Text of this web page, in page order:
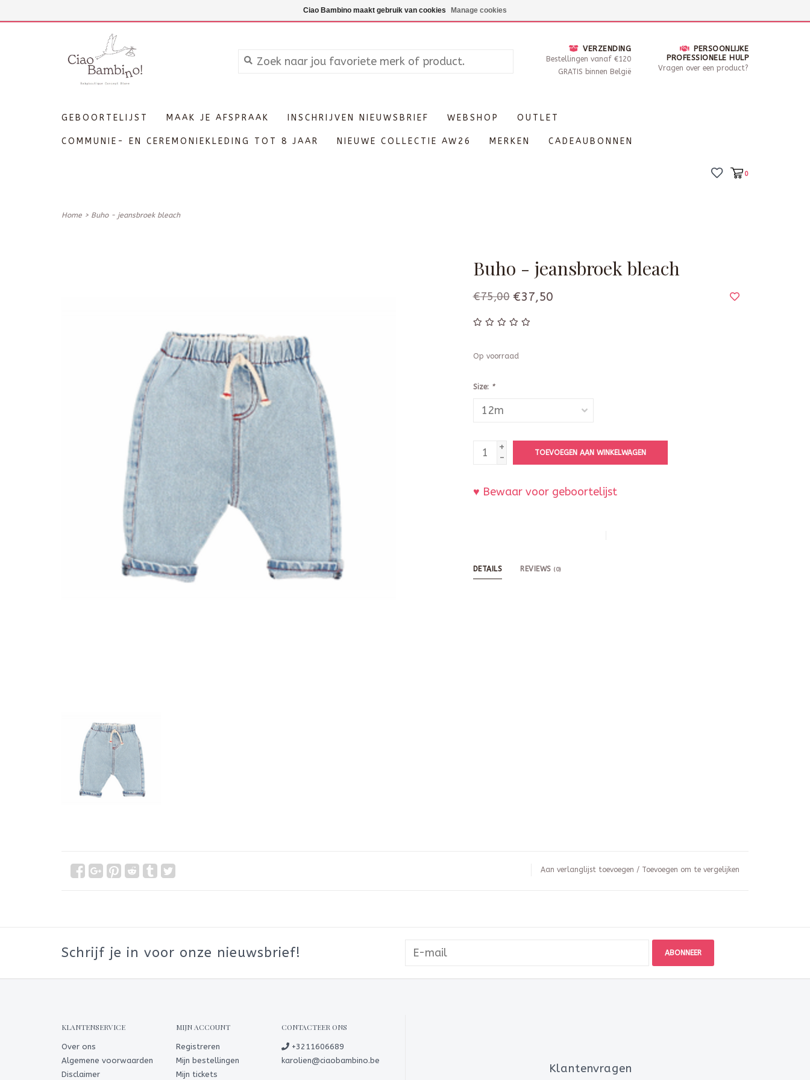
Maandag enkel op afspraak, Dinsdag - Zaterdag open van 10 - 17u30
VERZENDING
Bestellingen vanaf €120
GRATIS binnen België
PERSOONLIJKE
PROFESSIONELE HULP
Vragen over een product?
GEBOORTELIJST MAAK JE AFSPRAAK INSCHRIJVEN NIEUWSBRIEF WEBSHOP OUTLET
COMMUNIE- EN CEREMONIEKLEDING TOT 8 JAAR NIEUWE COLLECTIE AW26 MERKEN CADEAUBONNEN
0
Home > Buho - jeansbroek bleach
Buho - jeansbroek bleach
€75,00 €37,50
Op voorraad
Size: *
+
-
TOEVOEGEN AAN WINKELWAGEN
♥ Bewaar voor geboortelijst
DETAILS REVIEWS (0)
Aan verlanglijst toevoegen / Toevoegen om te vergelijken
Schrijf je in voor onze nieuwsbrief! ABONNEER
KLANTENSERVICE
Over ons
Algemene voorwaarden
Disclaimer
MIJN ACCOUNT
Registreren
Mijn bestellingen
Mijn tickets
CONTACTEER ONS
+3211606689
karolien@ciaobambino.be
Klantenvragen
Ciao Bambino maakt gebruik van cookies Manage cookies